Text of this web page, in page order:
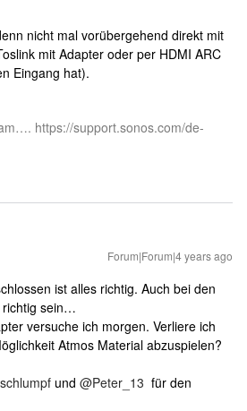
nicht mal vorübergehend direkt mit
mit Adapter oder per HDMI ARC
Eingang hat).
https://support.sonos.com/de-
Forum|Forum|4 years ago
ist alles richtig. Auch bei den
richtig sein…
versuche ich morgen. Verliere ich
Atmos Material abzuspielen?
und @Peter_13 für den